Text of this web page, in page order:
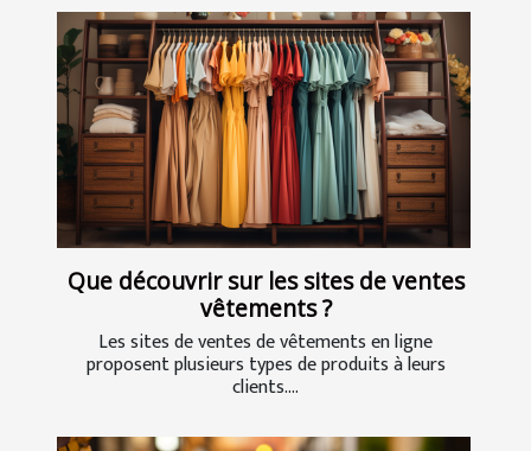
Que découvrir sur les sites de ventes
vêtements ?
Les sites de ventes de vêtements en ligne
proposent plusieurs types de produits à leurs
clients....